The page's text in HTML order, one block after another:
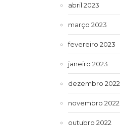
abril 2023
março 2023
fevereiro 2023
janeiro 2023
dezembro 2022
novembro 2022
outubro 2022